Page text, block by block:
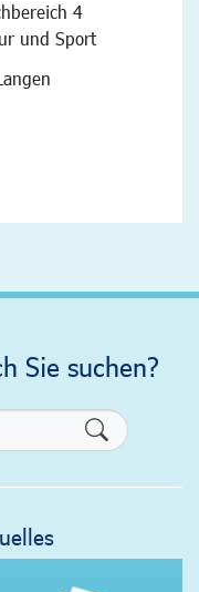
4
und Sport
Sie suchen?